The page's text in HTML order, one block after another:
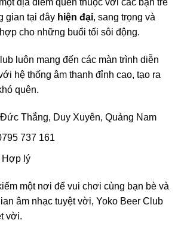
địa điểm quen thuộc với các bạn trẻ
gian tại đây hiện đại, sang trọng và
cho những buổi tối sôi động.
luôn mang đến các màn trình diễn
hệ thống âm thanh đỉnh cao, tạo ra
quên.
Thắng, Duy Xuyên, Quảng Nam
737 161
Hợp lý
một nơi để vui chơi cùng bạn bè và
âm nhạc tuyệt vời, Yoko Beer Club
vời.